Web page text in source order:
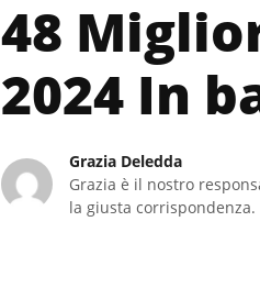
48
2024 In
Grazia Deledda
Grazia è il nostro
la giusta